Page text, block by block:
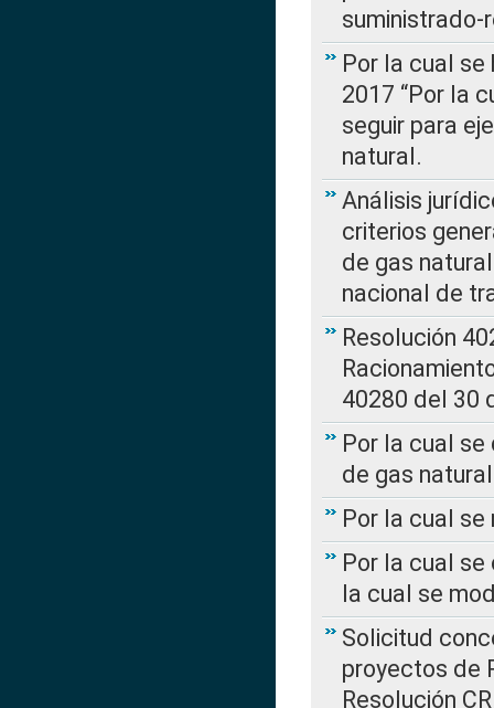
Por la cual se
2017 “Por la
seguir para
natural.
Análisis
criterios
de gas
nacional de
Resolución
40280 del 30
Por la cual
de gas natural
Por la cual se
Por la cual se
la cual se
Solicitud
proyectos de
Resolución